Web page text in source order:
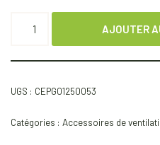
AJOUTER
UGS : CEPG01250053
Catégories : Accessoires de